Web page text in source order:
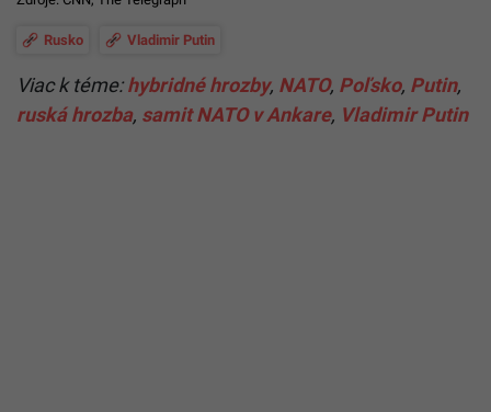
Rusko Vladimir Putin
Viac k téme:hybridné hrozby, NATO, Poľsko, Putin,
ruská hrozba, samit NATO v Ankare, Vladimir Putin